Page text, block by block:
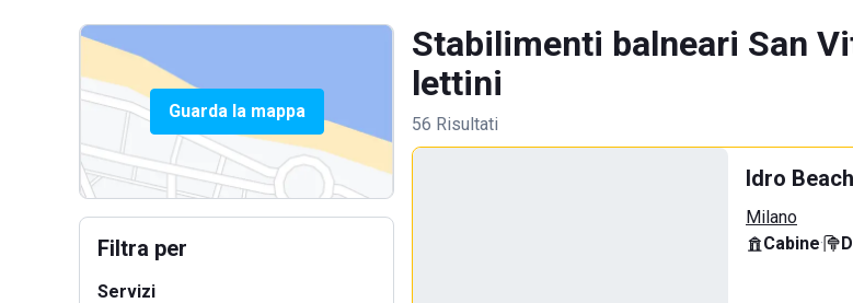
Guarda la mappa
Filtra per
Servizi
Stabilimenti balneari San
lettini
56 Risultati
Idro Beach
Milano
Cabine·